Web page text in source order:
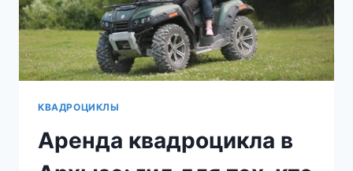
КВАДРОЦИКЛЫ
Аренда квадроцикла в